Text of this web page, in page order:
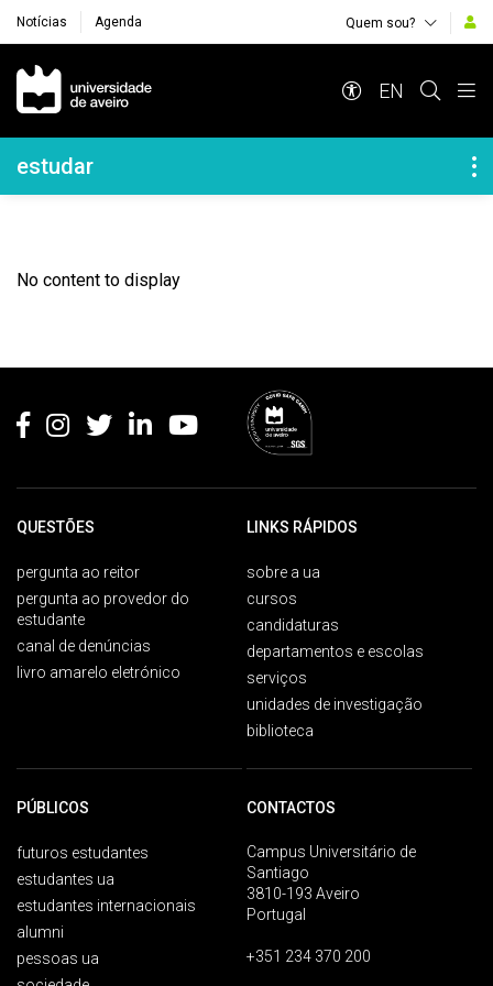
Notícias Agenda Quem sou?
Navegação Principal
EN
Navegação Lateral
estudar
No content to display
QUESTÕES
pergunta ao reitor
pergunta ao provedor do
estudante
canal de denúncias
livro amarelo eletrónico
LINKS RÁPIDOS
sobre a ua
cursos
candidaturas
departamentos e escolas
serviços
unidades de investigação
biblioteca
PÚBLICOS
futuros estudantes
estudantes ua
estudantes internacionais
alumni
pessoas ua
CONTACTOS
Campus Universitário de
Santiago
3810-193 Aveiro
Portugal
+351 234 370 200